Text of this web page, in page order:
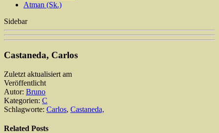
Atman (Sk.)
Sidebar
Castaneda, Carlos
Zuletzt aktualisiert am
Veröffentlicht
Autor: Bruno
Kategorien: C
Schlagworte: Carlos, Castaneda,
Related Posts